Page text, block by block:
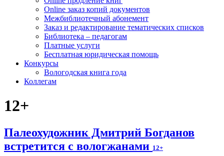
Online заказ копий документов
Межбиблиотечный абонемент
Заказ и редактирование тематических списков
Библиотека – педагогам
Платные услуги
Бесплатная юридическая помощь
Конкурсы
Вологодская книга года
Коллегам
12+
Палеохудожник Дмитрий Богданов
встретится с вологжанами 12+